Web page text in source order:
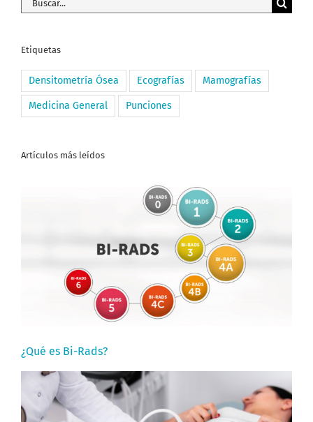
Etiquetas
Densitometría Ósea Ecografías Mamografías
Medicina General Punciones
Artículos más leídos
¿Qué es Bi-Rads?